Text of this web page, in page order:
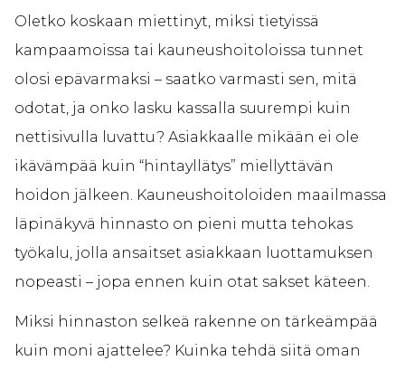
Oletko koskaan miettinyt, miksi tietyissä
kampaamoissa tai kauneushoitoloissa tunnet
olosi epävarmaksi – saatko varmasti sen, mitä
odotat, ja onko lasku kassalla suurempi kuin
nettisivulla luvattu? Asiakkaalle mikään ei ole
ikävämpää kuin “hintayllätys” miellyttävän
hoidon jälkeen. Kauneushoitoloiden maailmassa
läpinäkyvä hinnasto on pieni mutta tehokas
työkalu, jolla ansaitset asiakkaan luottamuksen
nopeasti – jopa ennen kuin otat sakset käteen.
Miksi hinnaston selkeä rakenne on tärkeämpää
kuin moni ajattelee? Kuinka tehdä siitä oman